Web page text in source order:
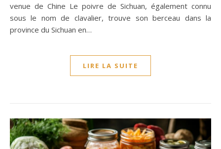
venue de Chine Le poivre de Sichuan, également connu
sous le nom de clavalier, trouve son berceau dans la
province du Sichuan en…
LIRE LA SUITE